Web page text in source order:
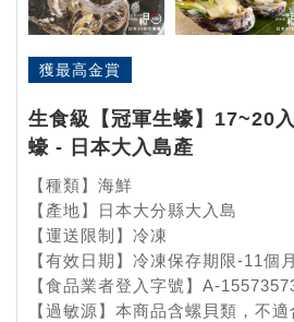
獲最高金賞
生食級【冠軍生蠔】17~20
蠔 - 日本大入島產
【種類】海鮮
【產地】日本大分縣大入島
【運送限制】冷凍
【有效日期】冷凍保存期限-11個月
【食品業者登入字號】A-
【過敏源】本商品含螺貝類，不